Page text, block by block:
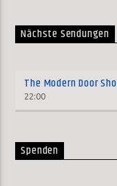
Nächste Sendungen
The Modern Door
22:00
Spenden